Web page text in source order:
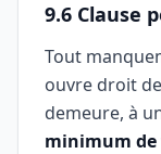
9.6 Clause
Tout
ouvre droit
demeure, à
minimum de